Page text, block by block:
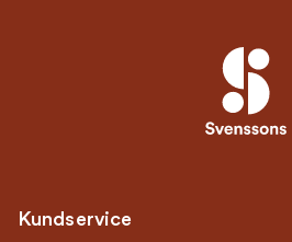
Kundservice